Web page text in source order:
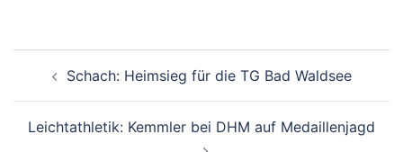
Schach: Heimsieg für die TG Bad Waldsee
Leichtathletik: Kemmler bei DHM auf Medaillenjagd